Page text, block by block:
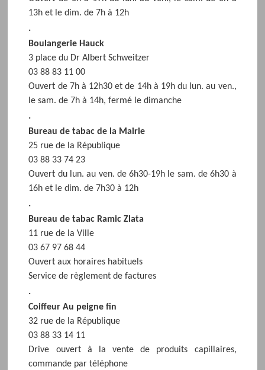
13h et le dim. de 7h à 12h
.
Boulangerie Hauck
3 place du Dr Albert Schweitzer
03 88 83 11 00
Ouvert de 7h à 12h30 et de 14h à 19h du lun. au ven.,
le sam. de 7h à 14h, fermé le dimanche
.
Bureau de tabac de la Mairie
25 rue de la République
03 88 33 74 23
Ouvert du lun. au ven. de 6h30-19h le sam. de 6h30 à
16h et le dim. de 7h30 à 12h
.
Bureau de tabac Ramic Zlata
11 rue de la Ville
03 67 97 68 44
Ouvert aux horaires habituels
Service de règlement de factures
.
Coiffeur Au peigne fin
32 rue de la République
03 88 33 14 11
Drive ouvert à la vente de produits capillaires,
commande par téléphone